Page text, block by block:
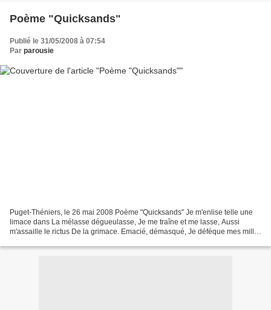
Poème "Quicksands"
Publié le 31/05/2008 à 07:54
Par parousie
Puget-Théniers, le 26 mai 2008 Poème "Quicksands" Je m'enlise telle une
limace dans La mélasse dégueulasse, Je me traîne et me lasse, Aussi
m'assaille le rictus De la grimace. Emacié, démasqué, Je défèque mes mille